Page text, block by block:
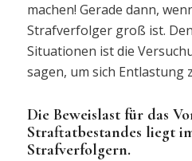
machen! Gerade dann,
Strafverfolger groß ist.
Situationen ist die
sagen, um sich Entlastung
Die Beweislast für das
Straftatbestandes liegt
Strafverfolgern.